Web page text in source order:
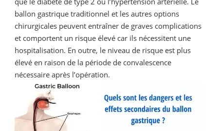
ballon gastrique traditionnel et les autres options
chirurgicales peuvent entraîner de graves complications
et comportent un risque élevé car ils nécessitent une
hospitalisation. En outre, le niveau de risque est plus
élevé en raison de la période de convalescence
nécessaire après l’opération.